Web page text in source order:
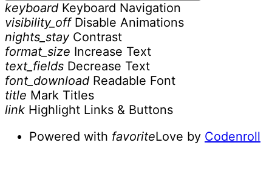
keyboard Keyboard Navigation
visibility_off Disable Animations
nights_stay Contrast
format_size Increase Text
text_fields Decrease Text
font_download Readable Font
title Mark Titles
link Highlight Links & Buttons
Powered with favoriteLove by Codenroll